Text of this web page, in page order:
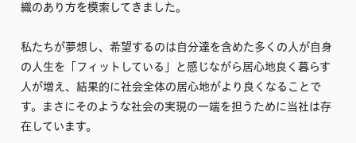
織のあり方を模索してきました。
私たちが夢想し、希望するのは自分達を含めた多くの人が自身
の人生を「フィットしている」と感じながら居心地良く暮らす
人が増え、結果的に社会全体の居心地がより良くなることで
す。まさにそのような社会の実現の一端を担うために当社は存
在しています。